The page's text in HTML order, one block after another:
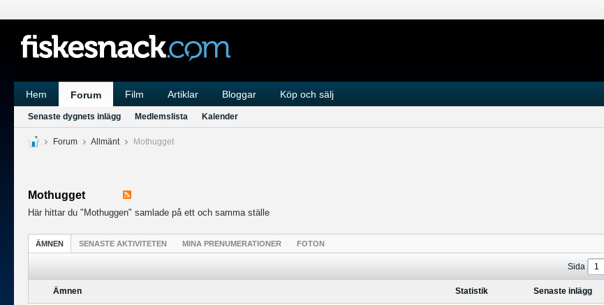
Hem Forum Film Artiklar Bloggar Köp och sälj
Senaste dygnets inlägg Medlemslista Kalender
Forum Allmänt Mothugget
Mothugget
Här hittar du "Mothuggen" samlade på ett och samma ställe
ÄMNEN SENASTE AKTIVITETEN MINA PRENUMERATIONER FOTON
Sida
Ämnen Statistik Senaste inlägg